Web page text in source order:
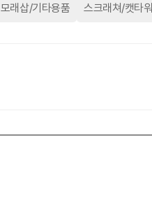
모래삽/기타용품 스크래쳐/캣타워